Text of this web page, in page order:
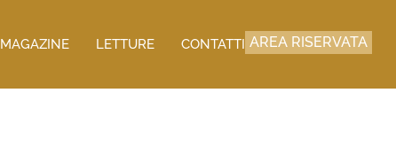
MAGAZINE LETTURE CONTATTI AREA RISERVATA